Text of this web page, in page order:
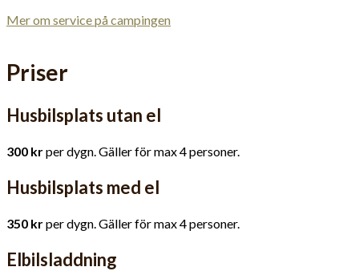
Mer om service på campingen
Priser
Husbilsplats utan el
300 krper dygn. Gäller för max 4 personer.
Husbilsplats med el
350 krper dygn. Gäller för max 4 personer.
Elbilsladdning